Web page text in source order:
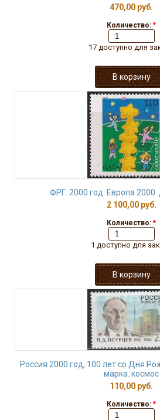
470,00 руб.
Количество: *
17 доступно для
ФРГ. 2000 год. Европа
2 100,00 руб.
Количество: *
1 доступно для
Россия 2000 год, 100 лет со Дня
марка. космос
110,00 руб.
Количество: *